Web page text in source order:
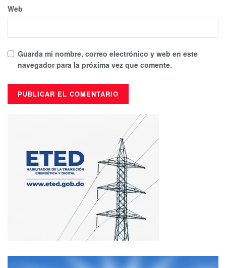
Web
Guarda mi nombre, correo electrónico y web en este
navegador para la próxima vez que comente.